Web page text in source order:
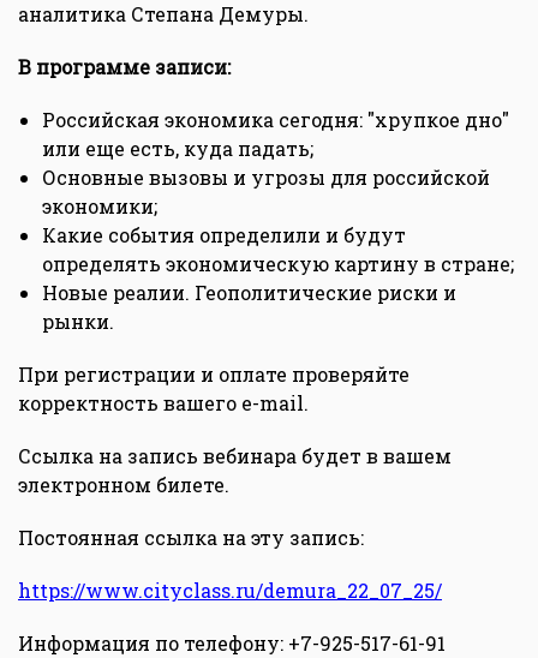
аналитика Степана Демуры.
В программе записи:
Российская экономика сегодня: "хрупкое дно"
или еще есть, куда падать;
Основные вызовы и угрозы для российской
экономики;
Какие события определили и будут
определять экономическую картину в стране;
Новые реалии. Геополитические риски и
рынки.
При регистрации и оплате проверяйте
корректность вашего e-mail.
Ссылка на запись вебинара будет в вашем
электронном билете.
Постоянная ссылка на эту запись:
https://www.cityclass.ru/demura_22_07_25/
Информация по телефону: +7-925-517-61-91